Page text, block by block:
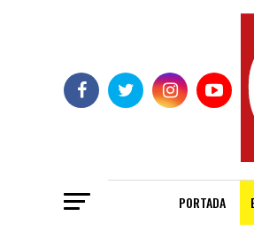
PORTADA